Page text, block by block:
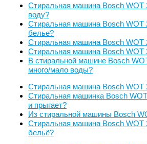
Стиральная машина Bosch WOT
воду?
Стиральная машина Bosch WOT
белье?
Стиральная машина Bosch WOT
Стиральная машина Bosch WOT
В стиральной машине Bosch
много/мало воды?
Стиральная машина Bosch WOT
Стиральная машинка Bosch
и прыгает?
Из стиральной машины Bosch
Стиральная машина Bosch WOT
бельё?